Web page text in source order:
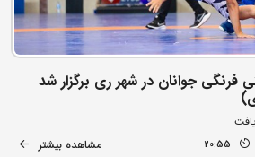
فرنگی جوانان در شهر ری برگزار شد
20:55 مشاهده بیشتر